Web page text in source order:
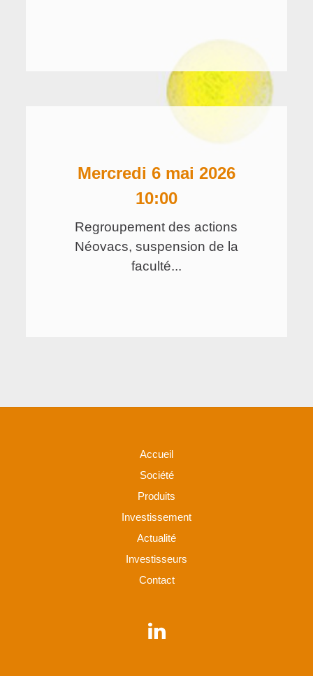
mercredi 6 mai 2026
10:00
Regroupement des actions
Néovacs, suspension de la
faculté...
Accueil
Société
Produits
Investissement
Actualité
Investisseurs
Contact